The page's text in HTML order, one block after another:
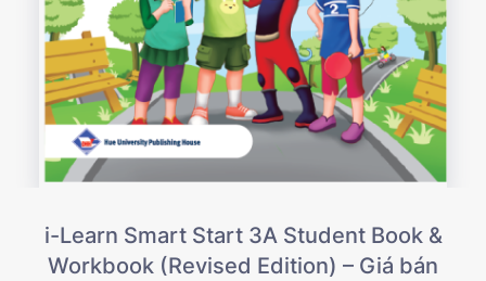
i-Learn Smart Start 3A Student Book &
Workbook (Revised Edition) – Giá bán